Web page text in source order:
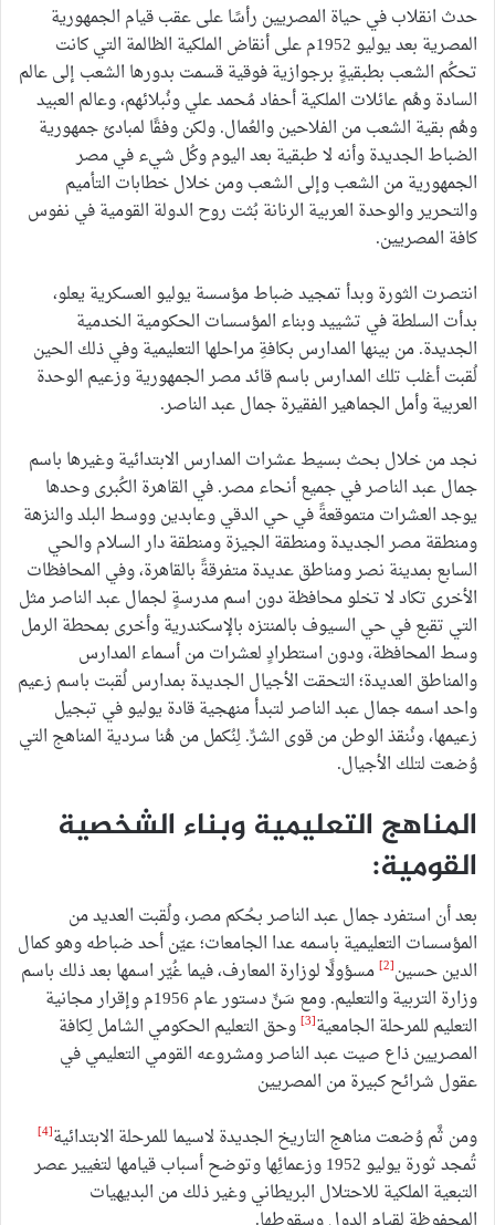
حدث انقلاب في حياة المصريين رأسًا على عقب قيام الجمهورية
المصرية بعد يوليو 1952م على أنقاض الملكية الظالمة التي كانت
تحكُم الشعب بطبقيةٍ برجوازية فوقية قسمت بدورها الشعب إلى عالم
السادة وهُم عائلات الملكية أحفاد مُحمد علي ونُبلائهم، وعالم العبيد
وهُم بقية الشعب من الفلاحين والعُمال. ولكن وفقًا لمبادئ جمهورية
الضباط الجديدة وأنه لا طبقية بعد اليوم وكُل شيء في مصر
الجمهورية من الشعب وإلى الشعب ومن خلال خطابات التأميم
والتحرير والوحدة العربية الرنانة بُثت روح الدولة القومية في نفوس
كافة المصريين.
انتصرت الثورة وبدأ تمجيد ضباط مؤسسة يوليو العسكرية يعلو،
بدأت السلطة في تشييد وبناء المؤسسات الحكومية الخدمية
الجديدة. من بينها المدارس بكافةِ مراحلها التعليمية وفي ذلك الحين
لُقبت أغلب تلك المدارس باسم قائد مصر الجمهورية وزعيم الوحدة
العربية وأمل الجماهير الفقيرة جمال عبد الناصر.
نجد من خلال بحث بسيط عشرات المدارس الابتدائية وغيرها باسم
جمال عبد الناصر في جميع أنحاء مصر. في القاهرة الكُبرى وحدها
يوجد العشرات متموقعةً في حي الدقي وعابدين ووسط البلد والنزهة
ومنطقة مصر الجديدة ومنطقة الجيزة ومنطقة دار السلام والحي
السابع بمدينة نصر ومناطق عديدة متفرقةً بالقاهرة، وفي المحافظات
الأخرى تكاد لا تخلو محافظة دون اسم مدرسةٍ لجمال عبد الناصر مثل
التي تقبع في حي السيوف بالمنتزه بالإسكندرية وأخرى بمحطة الرمل
وسط المحافظة، ودون استطرادٍ لعشرات من أسماء المدارس
والمناطق العديدة؛ التحقت الأجيال الجديدة بمدارس لُقبت باسم زعيم
واحد اسمه جمال عبد الناصر لتبدأ منهجية قادة يوليو في تبجيل
زعيمها، ونُنقذ الوطن من قوى الشرِّ. لِنُكمل من هُنا سردية المناهج التي
وُضعت لتلك الأجيال.
المناهج التعليمية وبناء الشخصية
القومية:
بعد أن استفرد جمال عبد الناصر بحُكم مصر، ولُقبت العديد من
المؤسسات التعليمية باسمه عدا الجامعات؛ عيّن أحد ضباطه وهو كمال
الدين حسين[2]
مسؤولًا لوزارة المعارف، فيما غُيّر اسمها بعد ذلك باسم
وزارة التربية والتعليم. ومع سَنِّ دستور عام 1956م وإقرار مجانية
التعليم للمرحلة الجامعية[3]
وحق التعليم الحكومي الشامل لِكافة
المصريين ذاع صيت عبد الناصر ومشروعه القومي التعليمي في
عقول شرائح كبيرة من المصريين
ومن ثَّم وُضعت مناهج التاريخ الجديدة لاسيما للمرحلة الابتدائية[4]
تُمجد ثورة يوليو 1952 وزعمائِها وتوضح أسباب قيامها لتغيير عصر
التبعية الملكية للاحتلال البريطاني وغير ذلك من البديهيات